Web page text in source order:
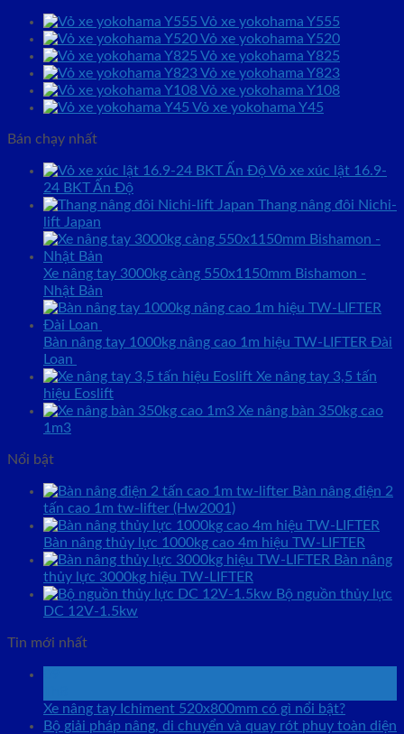
Vỏ xe yokohama Y555
Vỏ xe yokohama Y520
Vỏ xe yokohama Y825
Vỏ xe yokohama Y823
Vỏ xe yokohama Y108
Vỏ xe yokohama Y45
Bán chạy nhất
Vỏ xe xúc lật 16.9-
24 BKT Ấn Độ
Thang nâng đôi Nichi-
lift Japan
Xe nâng tay 3000kg càng 550x1150mm Bishamon -
Nhật Bản
Bàn nâng tay 1000kg nâng cao 1m hiệu TW-LIFTER Đài
Loan
Xe nâng tay 3,5 tấn
hiệu Eoslift
Xe nâng bàn 350kg cao
1m3
Nổi bật
Bàn nâng điện 2
tấn cao 1m tw-lifter (Hw2001)
Bàn nâng thủy lực 1000kg cao 4m hiệu TW-LIFTER
Bàn nâng
thủy lực 3000kg hiệu TW-LIFTER
Bộ nguồn thủy lực
DC 12V-1.5kw
Tin mới nhất
Xe nâng tay Ichiment 520x800mm có gì nổi bật?
Bộ giải pháp nâng, di chuyển và quay rót phuy toàn diện